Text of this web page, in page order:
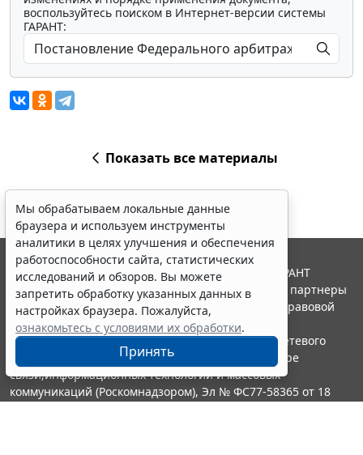
воспользуйтесь поиском в Интернет-версии системы
ГАРАНТ:
Показать все материалы
Мы обрабатываем локальные данные
браузера и используем инструменты
исследований и обзоров. Вы можете
настройках браузера. Пожалуйста,
ознакомьтесь с условиями их обработки
Принять
Erid: 4CQwVszH9pWwojUA9Q3 Реклама
Получите полный доступ к системе
ГАРАНТ бесплатно на 3 дня!
Получить доступ
© ООО "НПП "ГАРАНТ-СЕРВИС", 2026. Система ГАРАНТ
выпускается с 1990 года. Компания "Гарант" и ее партнеры
являются участниками Российской ассоциации правовой
информации ГАРАНТ.
Портал ГАРАНТ.РУ зарегистрирован в качестве сетевого
издания Федеральной службой по надзору в сфере
связи,информационных технологий и массовых
коммуникаций (Роскомнадзором), Эл № ФС77-58365 от 18